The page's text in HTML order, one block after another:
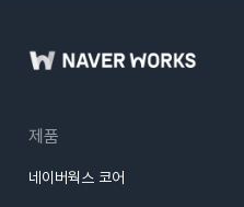
제품
네이버웍스 코어